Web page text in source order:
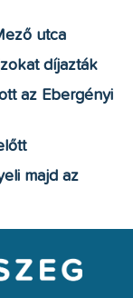
utca
díjazták
az Ebergényi
majd az